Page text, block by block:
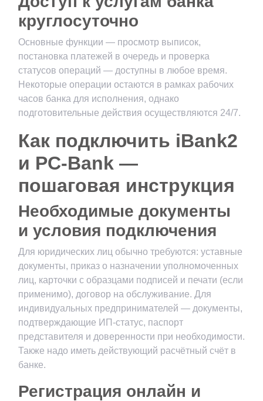
круглосуточно
Основные функции — просмотр выписок,
постановка платежей в очередь и проверка
статусов операций — доступны в любое время.
Некоторые операции остаются в рамках рабочих
часов банка для исполнения, однако
подготовительные действия осуществляются 24/7.
Как подключить iBank2
и PC-Bank —
пошаговая инструкция
Необходимые документы
и условия подключения
Для юридических лиц обычно требуются: уставные
документы, приказ о назначении уполномоченных
лиц, карточки с образцами подписей и печати (если
применимо), договор на обслуживание. Для
индивидуальных предпринимателей — документы,
подтверждающие ИП-статус, паспорт
представителя и доверенности при необходимости.
Также надо иметь действующий расчётный счёт в
банке.
Регистрация онлайн и